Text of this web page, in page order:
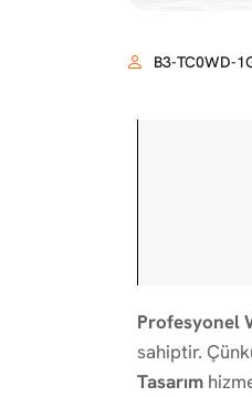
B3-TC0WD-
Profesyonel
sahiptir.
Tasarım